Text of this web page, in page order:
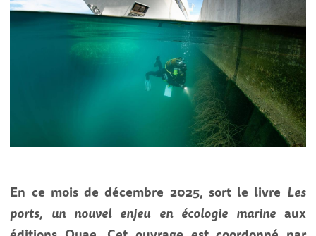
En ce mois de décembre 2025, sort le livre Les
ports, un nouvel enjeu en écologie marineaux